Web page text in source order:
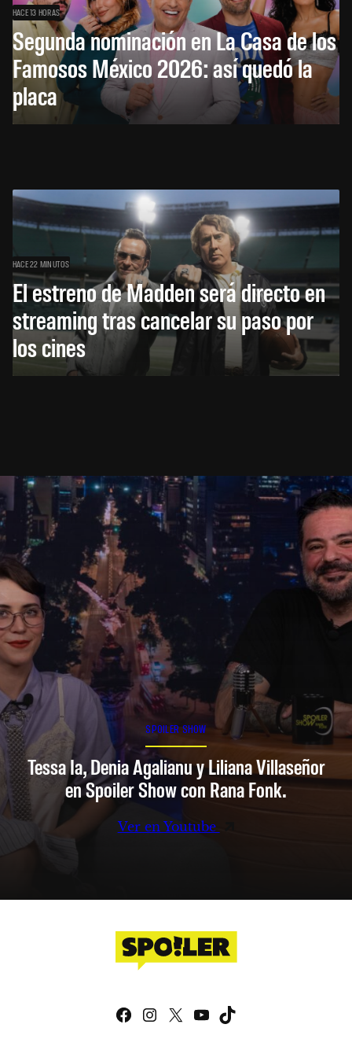
HACE 13 HORAS
Segunda nominación en La Casa de los
Famosos México 2026: así quedó la
placa
HACE 22 MINUTOS
El estreno de Madden será directo en
streaming tras cancelar su paso por
los cines
SPOILER SHOW
Tessa Ia, Denia Agalianu y Liliana Villaseñor
en Spoiler Show con Rana Fonk.
Ver en Youtube
Facebook
Instagram
X YouTube